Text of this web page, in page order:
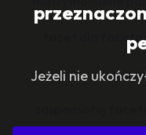
Jeżeli nie
facet dla faceta
zasponsoruj panią